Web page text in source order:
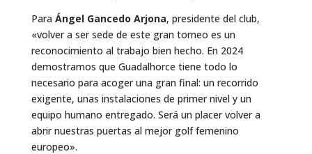
Para Ángel Gancedo Arjona, presidente del club,
«volver a ser sede de este gran torneo es un
reconocimiento al trabajo bien hecho. En 2024
demostramos que Guadalhorce tiene todo lo
necesario para acoger una gran final: un recorrido
exigente, unas instalaciones de primer nivel y un
equipo humano entregado. Será un placer volver a
abrir nuestras puertas al mejor golf femenino
europeo».